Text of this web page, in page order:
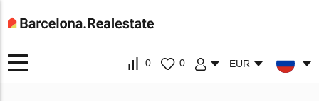
0 0 EUR